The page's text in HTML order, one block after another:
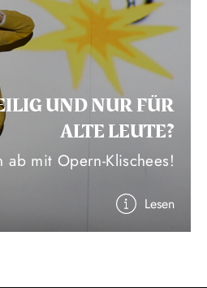
UND NUR FÜR
ALTE LEUTE?
mit Opern-Klischees!
Lesen